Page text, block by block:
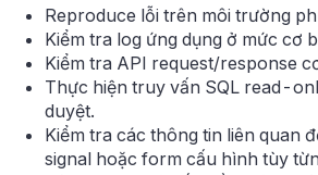
Reproduce lỗi trên môi trường
Kiểm tra log ứng dụng ở mức cơ
Kiểm tra API request/response
Thực hiện truy vấn SQL read-
duyệt.
Kiểm tra các thông tin liên quan
signal hoặc form cấu hình tùy